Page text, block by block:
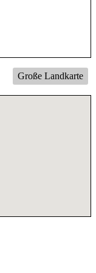
Große Landkarte